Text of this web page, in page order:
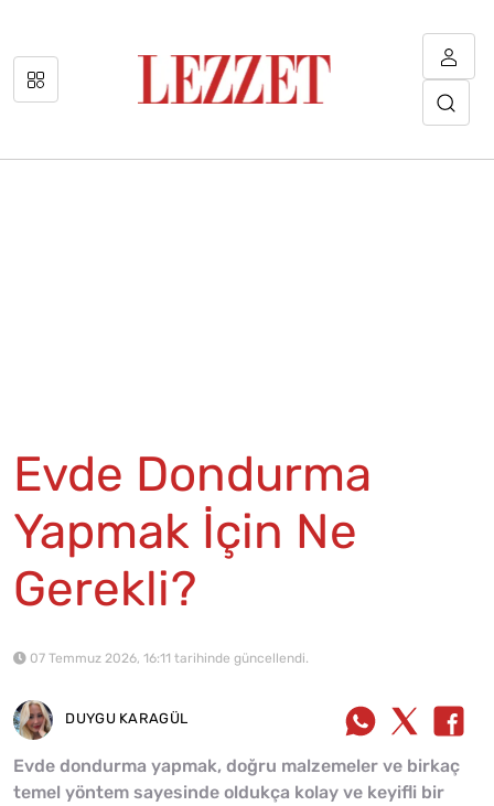
Evde Dondurma
Yapmak İçin Ne
Gerekli?
07 Temmuz 2026, 16:11 tarihinde güncellendi.
DUYGU KARAGÜL
Evde dondurma yapmak, doğru malzemeler ve birkaç
temel yöntem sayesinde oldukça kolay ve keyifli bir